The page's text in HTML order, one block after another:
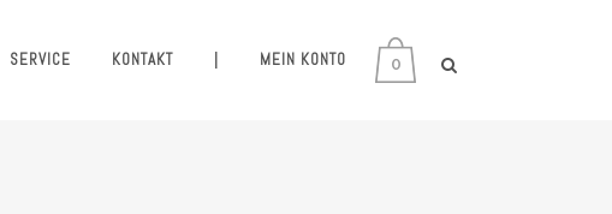
0
SERVICE KONTAKT MEIN KONTO